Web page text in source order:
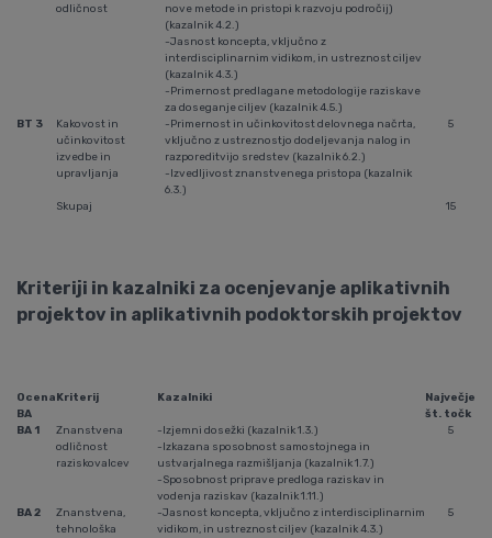
odličnost
nove metode in pristopi k razvoju področij)
(kazalnik 4.2.)
-Jasnost koncepta, vključno z
interdisciplinarnim vidikom, in ustreznost ciljev
(kazalnik 4.3.)
-Primernost predlagane metodologije raziskave
za doseganje ciljev (kazalnik 4.5.)
BT 3
Kakovost in
učinkovitost
izvedbe in
upravljanja
-Primernost in učinkovitost delovnega načrta,
vključno z ustreznostjo dodeljevanja nalog in
razporeditvijo sredstev (kazalnik 6.2.)
-Izvedljivost znanstvenega pristopa (kazalnik
6.3.)
5
Skupaj 15
Kriteriji in kazalniki za ocenjevanje aplikativnih
projektov in aplikativnih podoktorskih projektov
Ocena
BA
Kriterij Kazalniki
Največje
št. točk
BA 1
Znanstvena
odličnost
raziskovalcev
-Izjemni dosežki (kazalnik 1.3.)
-Izkazana sposobnost samostojnega in
ustvarjalnega razmišljanja (kazalnik 1.7.)
-Sposobnost priprave predloga raziskav in
vodenja raziskav (kazalnik 1.11.)
5
BA 2
Znanstvena,
tehnološka
-Jasnost koncepta, vključno z interdisciplinarnim
vidikom, in ustreznost ciljev (kazalnik 4.3.)
5